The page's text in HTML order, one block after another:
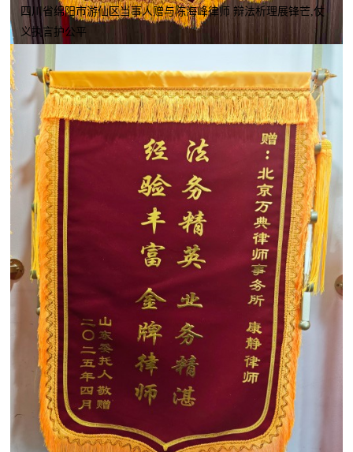
四川省绵阳市游仙区当事人赠与陈海峰律师 辩法析理展锋芒,仗
义执言护公平